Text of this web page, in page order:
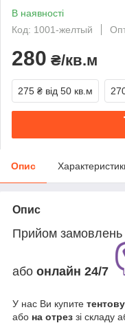
В наявності
Код: 1001-желтый
280 ₴/кв.м
275 ₴ від 50 кв.м
Опис
Опис
Прийом замовлень
або онлайн 24/7
У нас Ви купите
або на отрез зі складу